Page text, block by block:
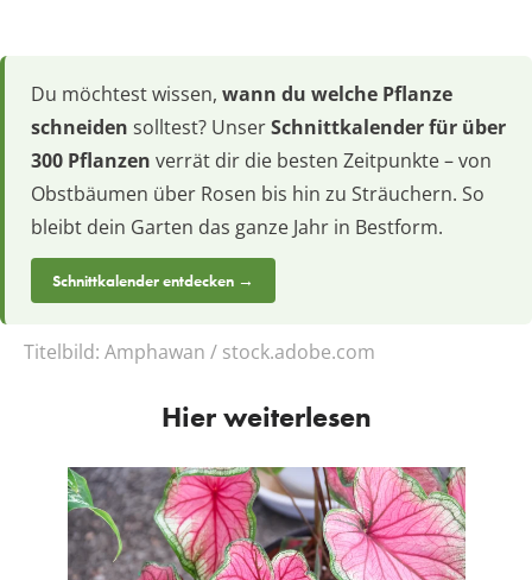
Du möchtest wissen, wann du welche Pflanze
schneiden solltest? UnserSchnittkalender für über
300 Pflanzen verrät dir die besten Zeitpunkte – von
Obstbäumen über Rosen bis hin zu Sträuchern. So
bleibt dein Garten das ganze Jahr in Bestform.
Schnittkalender entdecken →
Titelbild: Amphawan / stock.adobe.com
Hier weiterlesen